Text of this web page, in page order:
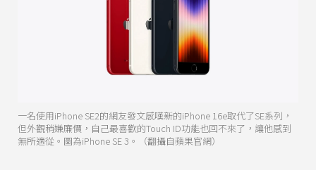
一名使用iPhone SE2的網友發文感嘆新的iPhone 16e取代了SE系列，
但外觀稍嫌廉價，自己最喜歡的Touch ID功能也回不來了，讓他感到
無所適從。圖為iPhone SE 3。（翻攝自蘋果官網）